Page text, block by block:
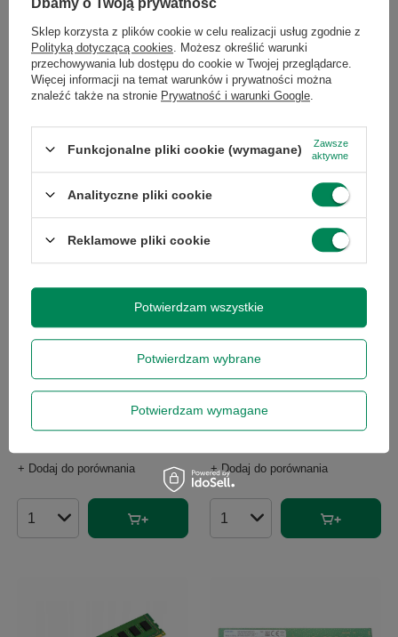
Cena regularna:69,99 zł -7%
+ Dodaj do porównania
Ilość produktów
+ Dodaj do porównania
Ilość produktów
Pamięć RAM DDR3 4GB 1600
PC3L
Najniższa cena produktu w
okresie 30 dni przed
wprowadzeniem obniżki:
Cena regularna:69,99 zł -69%
+ Dodaj do porównania
Ilość produktów
Pamięć RAM DDR4 16GB 2400T
389,00 zł
+ Dodaj do porównania
Ilość produktów
Dbamy o Twoją prywatność
Sklep korzysta z plików cookie w celu realizacji usług zgodnie z
Polityką dotyczącą cookies . Możesz określić warunki
przechowywania lub dostępu do cookie w Twojej przeglądarce.
Więcej informacji na temat warunków i prywatności można
znaleźć także na stronie Prywatność i warunki Google
Funkcjonalne pliki cookie (wymagane)
Zawsze
aktywne
Analityczne pliki cookie
Reklamowe pliki cookie
Potwierdzam wybrane
Potwierdzam wymagane
Potwierdzam wszystkie